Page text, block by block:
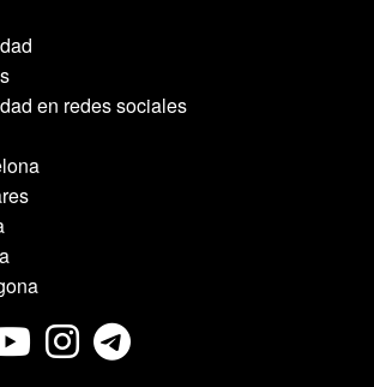
en redes sociales